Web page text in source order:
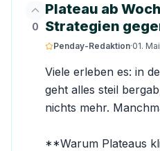
0
Plateau ab
Strategien
Penday-Redaktion·01.
Viele erleben es: in
geht alles steil
nichts mehr.
**Warum Plateaus